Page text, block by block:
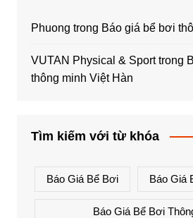
Phuong trong Báo giá bể bơi
VUTAN Physical & Sporttrong
thông minh Việt Hàn
Tìm kiếm với từ khóa
Báo Giá Bể Bơi Báo Giá
Báo Giá Bể Bơi